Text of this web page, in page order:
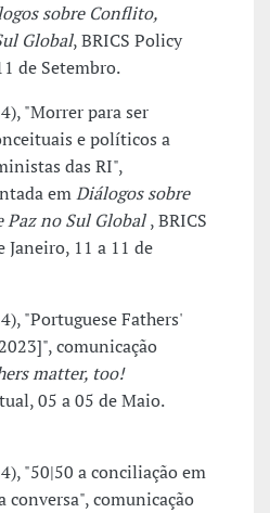
sobre Conflito,
Global, BRICS Policy
de Setembro.
"Morrer para ser
e políticos a
das RI",
emDiálogos sobre
no Sul Global, BRICS
Janeiro, 11 a 11 de
"Portuguese Fathers'
comunicação
matter, too!
05 a 05 de Maio.
"50|50 a conciliação em
conversa", comunicação